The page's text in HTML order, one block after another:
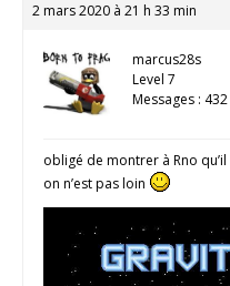
2 mars 2020 à 21 h 33 min
marcus28s
Level 7
Messages : 432
obligé de montrer à Rno
on n’est pas loin